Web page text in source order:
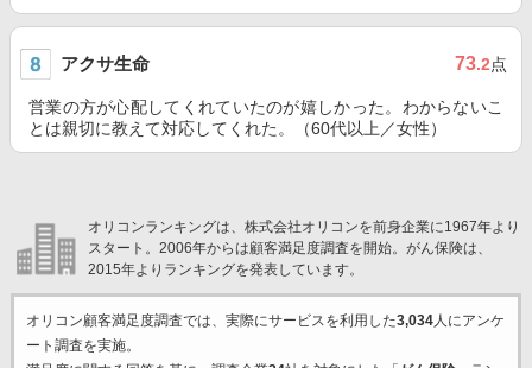
アクサ生命 73.2点
営業の方が心配してくれていたのが嬉しかった。わからないこ
とは親切に教えて対応してくれた。（60代以上／女性）
オリコンランキングは、株式会社オリコンを前身企業に1967年より
スタート。2006年からは顧客満足度調査を開始。がん保険は、
2015年よりランキングを発表しています。
オリコン顧客満足度調査では、実際にサービスを利用した3,034人にアンケ
ート調査を実施。